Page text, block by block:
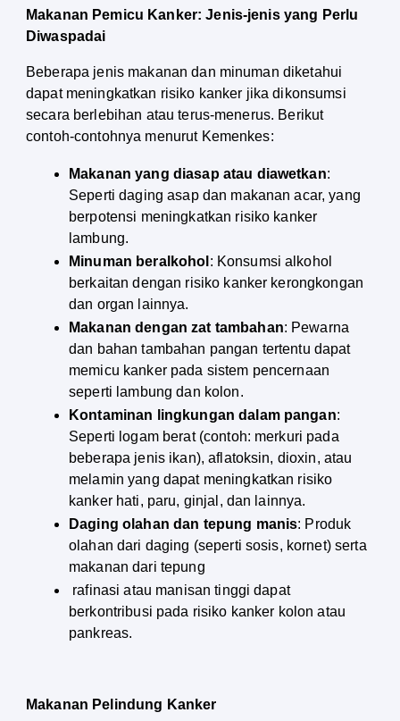
Makanan Pemicu Kanker: Jenis-jenis yang Perlu
Diwaspadai
Beberapa jenis makanan dan minuman diketahui
dapat meningkatkan risiko kanker jika dikonsumsi
secara berlebihan atau terus-menerus. Berikut
contoh-contohnya menurut Kemenkes:
Makanan yang diasap atau diawetkan:
Seperti daging asap dan makanan acar, yang
berpotensi meningkatkan risiko kanker
lambung.
Minuman beralkohol : Konsumsi alkohol
berkaitan dengan risiko kanker kerongkongan
dan organ lainnya.
Makanan dengan zat tambahan: Pewarna
dan bahan tambahan pangan tertentu dapat
memicu kanker pada sistem pencernaan
seperti lambung dan kolon.
Kontaminan lingkungan dalam pangan:
Seperti logam berat (contoh: merkuri pada
beberapa jenis ikan), aflatoksin, dioxin, atau
melamin yang dapat meningkatkan risiko
kanker hati, paru, ginjal, dan lainnya.
Daging olahan dan tepung manis: Produk
olahan dari daging (seperti sosis, kornet) serta
makanan dari tepung
rafinasi atau manisan tinggi dapat
berkontribusi pada risiko kanker kolon atau
pankreas.
Makanan Pelindung Kanker